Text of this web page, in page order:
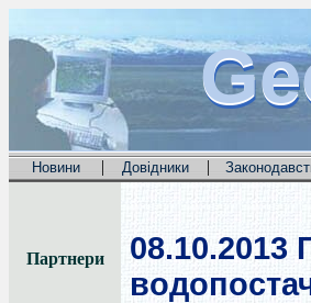
Новини | Довідники |
Партнери 08.10.2013